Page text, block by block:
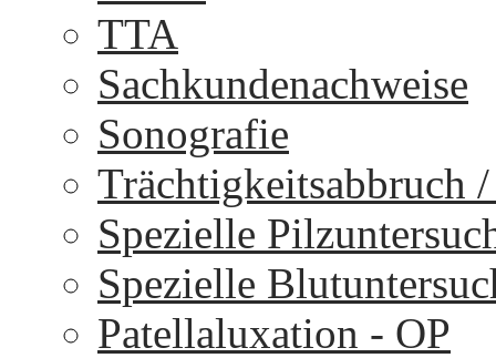
TTA
Sachkundenachweise
Sonografie
Trächtigkeitsabbruch
Spezielle
Spezielle
Patellaluxation - OP